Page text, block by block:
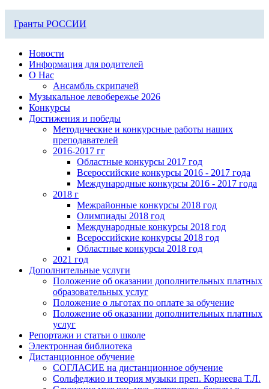
Гранты РОССИИ
Новости
Информация для родителей
О Нас
Ансамбль скрипачей
Музыкальное левобережье 2026
Конкурсы
Достижения и победы
Методические и конкурсные работы наших
преподавателей
2016-2017 гг
Областные конкурсы 2017 год
Всероссийские конкурсы 2016 - 2017 года
Международные конкурсы 2016 - 2017 года
2018 г
Межрайонные конкурсы 2018 год
Олимпиады 2018 год
Международные конкурсы 2018 год
Всероссийские конкурсы 2018 год
Областные конкурсы 2018 год
2021 год
Дополнительные услуги
Положение об оказании дополнительных платных
образовательных услуг
Положение о льготах по оплате за обучение
Положение об оказании дополнительных платных
услуг
Репортажи и статьи о школе
Электронная библиотека
Дистанционное обучение
СОГЛАСИЕ на дистанционное обучение
Сольфеджио и теория музыки преп. Корнеева Т.Л.